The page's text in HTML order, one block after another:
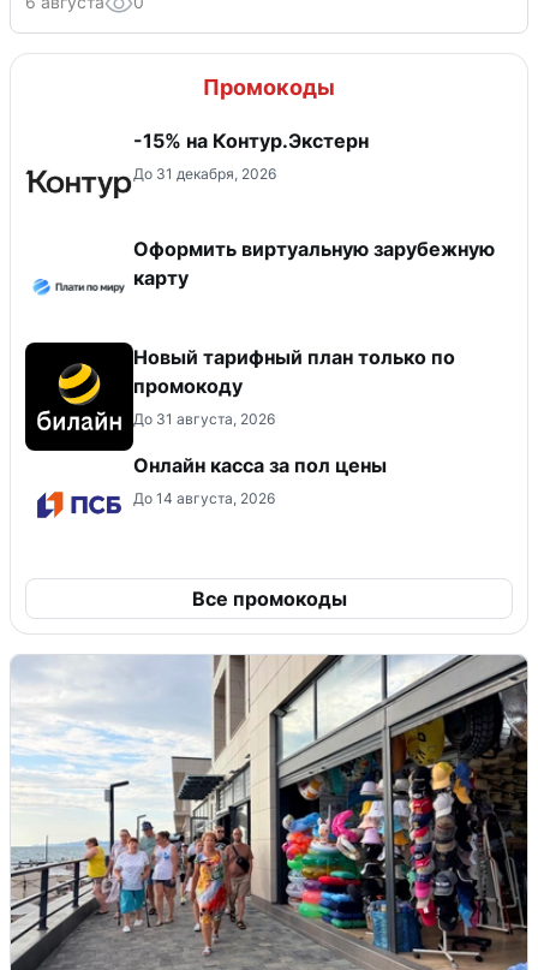
Промокоды
-15% на Контур.Экстерн
До 31 декабря, 2026
Оформить виртуальную зарубежную
карту
Новый тарифный план только по
промокоду
До 31 августа, 2026
Онлайн касса за пол цены
До 14 августа, 2026
Все промокоды